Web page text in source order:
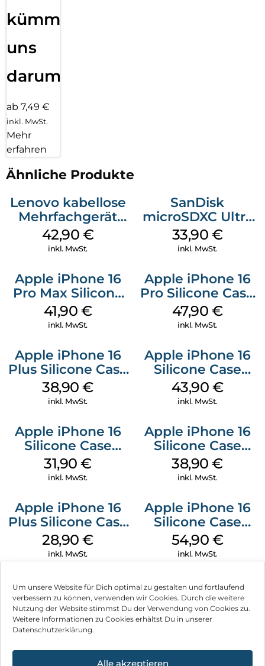
Um unsere Website für Dich optimal zu gestalten und fortlaufend
verbessern zu können, verwenden wir Cookies. Durch die weitere
Nutzung der Website stimmst Du der Verwendung von Cookies zu.
Weitere Informationen zu Cookies erhältst Du in unserer
Datenschutzerklärung.
Alle akzeptieren
kümmern
uns
darum!
ab 7,49 €
inkl. MwSt.
Mehr
erfahren
Ähnliche Produkte
Lenovo kabellose
Mehrfachgerät
Luna Grey
42,90 €
inkl. MwSt.
SanDisk
microSDXC Ultra
128 GB + Adapter
Mobile
33,90 €
inkl. MwSt.
Apple iPhone 16
Pro Max Silicone
Case MagSafe
Ultramarine
41,90 €
inkl. MwSt.
Apple iPhone 16
Pro Silicone Case
MagSafe Denim
47,90 €
inkl. MwSt.
Apple iPhone 16
Plus Silicone Case
MagSafe Denim
38,90€
inkl. MwSt.
Apple iPhone 16
Silicone Case
MagSafe Plum
43,90 €
inkl. MwSt.
Apple iPhone 16
Silicone Case
MagSafe Fuchsia
31,90€
inkl. MwSt.
Apple iPhone 16
Silicone Case
MagSafe
Ultramarine
38,90€
inkl. MwSt.
Apple iPhone 16
Plus Silicone Case
MagSafe Black
28,90€
inkl. MwSt.
Apple iPhone 16
Silicone Case
MagSafe Black
54,90 €
inkl. MwSt.
Impressum